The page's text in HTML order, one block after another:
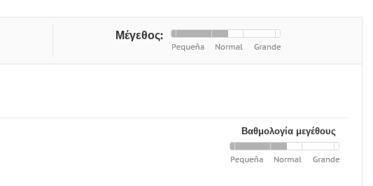
Μέγεθος:
Βαθμολογία μεγέθους